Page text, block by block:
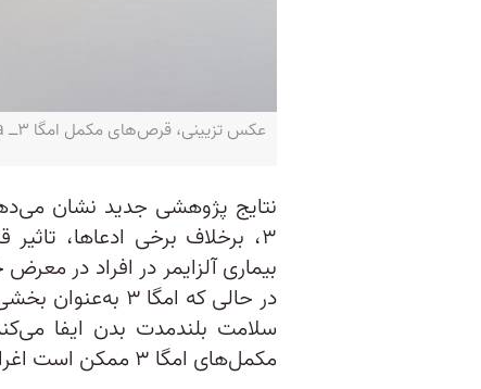
عکس تزیینی‌، قرص‌های مکمل امگا ۳‌ــ Canva
نتایج پژوهشی جدید نشان
۳، برخلاف برخی ادعاها،
بیماری آلزایمر در افراد در
در حالی که
سلامت بلندمدت بدن ایفا
مکمل‌های امگا ۳ ممکن است اغراق شده باشد.